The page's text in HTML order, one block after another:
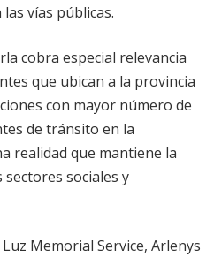
vías públicas.
cobra especial relevancia
que ubican a la provincia
con mayor número de
de tránsito en la
realidad que mantiene la
sociales y
Memorial Service, Arlenys